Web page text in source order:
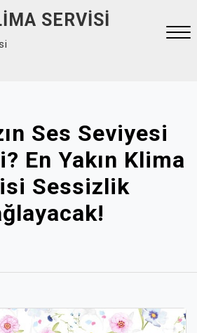
SERVISI
Ses Seviyesi
En Yakın Klima
Sessizlik